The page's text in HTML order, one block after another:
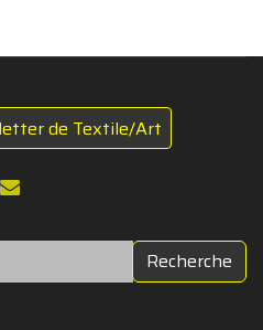
de Textile/Art
Recherche